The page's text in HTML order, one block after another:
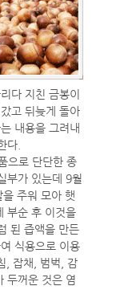
다 지친 금봉이
고 뒤늦게 돌아
내용을 그려내
다.
으로 단단한 종
부가 있는데 9월
주워 모아 햇
부순 후 이것을
된 즙액을 만든
식용으로 이용
, 잡채, 범벅, 감
두꺼운 것은 염